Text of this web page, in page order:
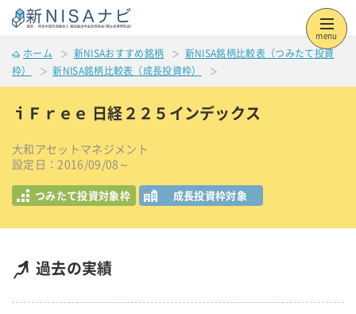
menu
ホーム 新NISAおすすめ銘柄
新NISA銘柄比較表（つみたて投資
枠）
新NISA銘柄比較表（成長投資枠）
ｉＦｒｅｅ 日経２２５インデックス
大和アセットマネジメント
設定日：2016/09/08～
つみたて投資対象枠 成長投資枠対象
過去の実績